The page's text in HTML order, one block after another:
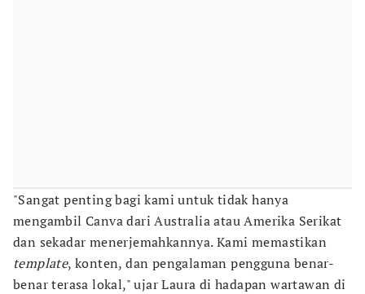
"Sangat penting bagi kami untuk tidak hanya
mengambil Canva dari Australia atau Amerika Serikat
dan sekadar menerjemahkannya. Kami memastikan
template, konten, dan pengalaman pengguna benar-
benar terasa lokal," ujar Laura di hadapan wartawan di